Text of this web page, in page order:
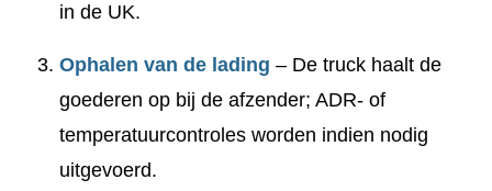
in de UK.
Ophalen van de lading – De truck haalt de
goederen op bij de afzender; ADR- of
temperatuurcontroles worden indien nodig
uitgevoerd.